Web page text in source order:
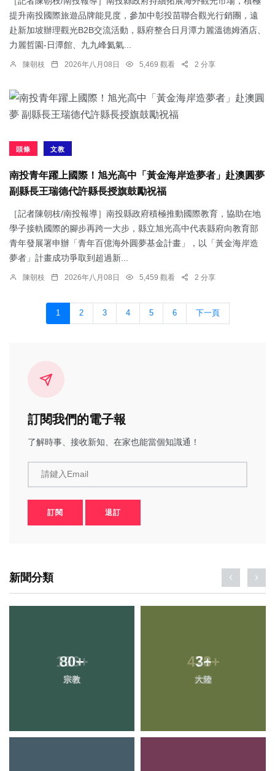
提升南投國際旅遊品牌能見度，參加中彰投苗聯合觀光行銷團，遠
赴新加坡辦理觀光B2B交流活動，縣府整合日月潭力麗溫德姆酒店、
力麗哲園-日潭館、九九峰氦氣...
陳朝枝 2026年八月08日 5,469 觀看 2 分享
頭條 文教
南投青年躍上國際！旭光高中「黃金海岸造夢者」赴澳圓夢
副縣長王瑞德代許縣長授旗鼓勵祝福
［記者陳朝枝/南投報導］南投縣政府積極推動國際教育，協助在地
學子接軌國際的腳步再跨一大步，縣立旭光高中代表縣府向教育部
青年發展署申辦「青年百億海外圓夢基金計畫」，以「黃金海岸造
夢者」計畫成功爭取到超過新...
陳朝枝 2026年八月08日 5,459 觀看 2 分享
1 2 3 4 5 6 下一頁
訂閱我們的電子報
了解時事、接收新知、在家也能當個知識通！
請鍵入Email
訂閱 退訂
新聞分類
80+
宗教
3+
大陸